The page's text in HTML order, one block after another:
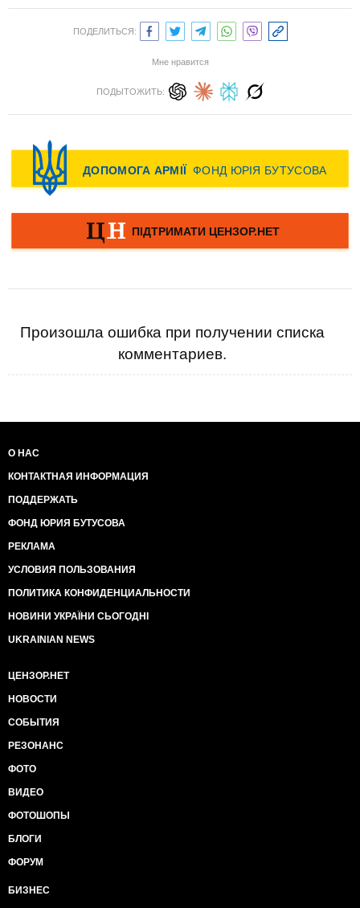
ПОДЕЛИТЬСЯ:
Мне нравится
ПОДЫТОЖИТЬ:
Произошла ошибка при получении списка
комментариев.
О НАС
КОНТАКТНАЯ ИНФОРМАЦИЯ
ПОДДЕРЖАТЬ
ФОНД ЮРИЯ БУТУСОВА
РЕКЛАМА
УСЛОВИЯ ПОЛЬЗОВАНИЯ
ПОЛИТИКА КОНФИДЕНЦИАЛЬНОСТИ
НОВИНИ УКРАЇНИ СЬОГОДНІ
UKRAINIAN NEWS
ЦЕНЗОР.НЕТ
НОВОСТИ
СОБЫТИЯ
РЕЗОНАНС
ФОТО
ВИДЕО
ФОТОШОПЫ
БЛОГИ
ФОРУМ
БИЗНЕС